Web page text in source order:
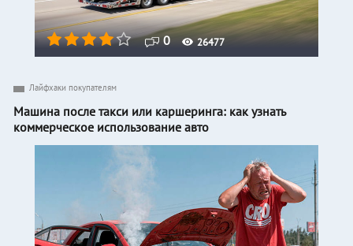
0 26477
Лайфхаки покупателям
Машина после такси или каршеринга: как узнать
коммерческое использование авто